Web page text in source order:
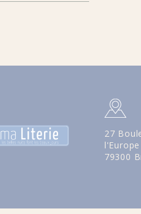
27
l'Europe
79300